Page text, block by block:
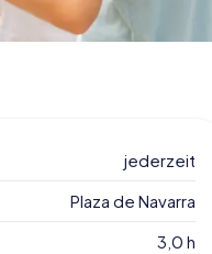
jederzeit
Plaza de Navarra
3,0 h